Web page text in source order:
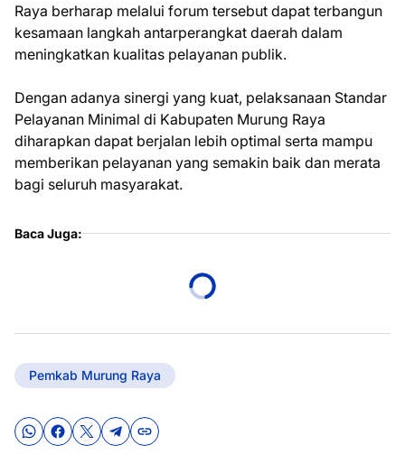
Raya berharap melalui forum tersebut dapat terbangun
kesamaan langkah antarperangkat daerah dalam
meningkatkan kualitas pelayanan publik.
Dengan adanya sinergi yang kuat, pelaksanaan Standar
Pelayanan Minimal di Kabupaten Murung Raya
diharapkan dapat berjalan lebih optimal serta mampu
memberikan pelayanan yang semakin baik dan merata
bagi seluruh masyarakat.
Baca Juga:
Pemkab Murung Raya